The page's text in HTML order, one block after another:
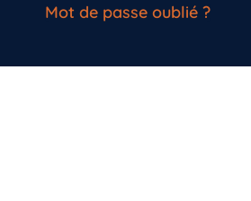
Mot de passe oublié ?